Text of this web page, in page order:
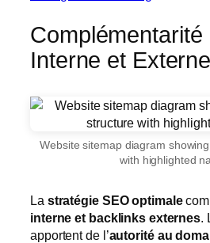
Complémentarité
Interne et Externe
Website sitemap diagram
with highlighted
La stratégie SEO optimale
interne et backlinks externes.
apportent de l’autorité au